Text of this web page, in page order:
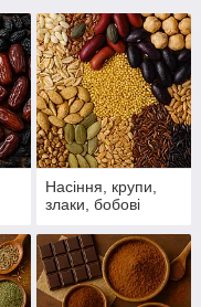
Насіння, крупи,
злаки, бобові